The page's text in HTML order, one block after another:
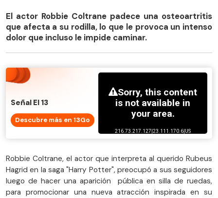
El actor Robbie Coltrane padece una osteoartritis
que afecta a su rodilla, lo que le provoca un intenso
dolor que incluso le impide caminar.
Señal El 13
Descubre más en 13Go
Robbie Coltrane, el actor que interpreta al querido Rubeus
Hagrid en la saga "Harry Potter", preocupó a sus seguidores
luego de hacer una aparición pública en silla de ruedas,
para promocionar una nueva atracción inspirada en su